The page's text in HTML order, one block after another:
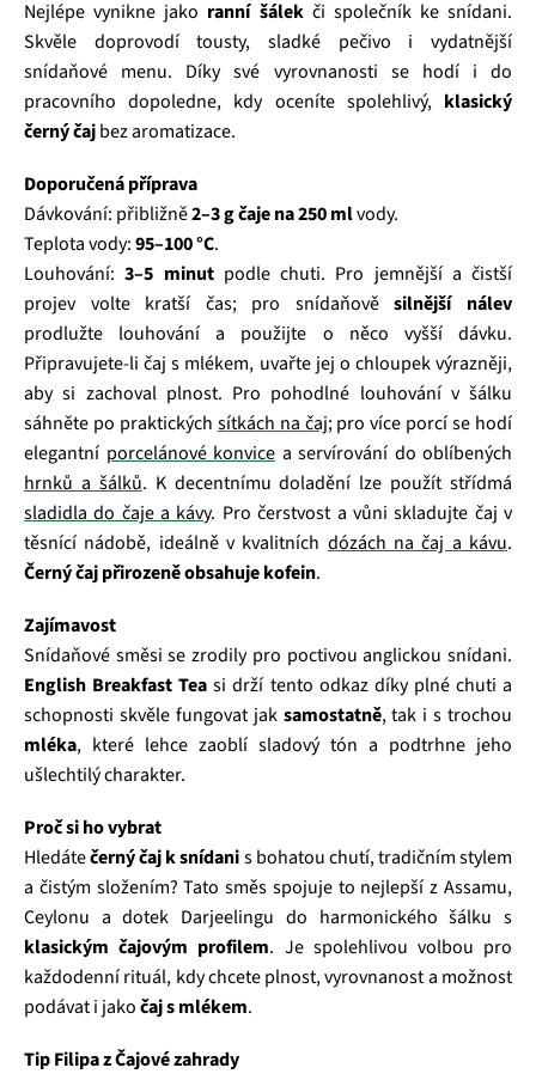
Nejlépe vynikne jako ranní šálekči společník ke snídani.
Skvěle doprovodí tousty, sladké pečivo i vydatnější
snídaňové menu. Díky své vyrovnanosti se hodí i do
pracovního dopoledne, kdy oceníte spolehlivý, klasický
černý čajbez aromatizace.
Doporučená příprava
Dávkování: přibližně2–3 g čaje na 250 mlvody.
Teplota vody:95–100 °C.
Louhování:3–5 minutpodle chuti. Pro jemnější a čistší
projev volte kratší čas; pro snídaňověsilnější nálev
prodlužte louhování a použijte o něco vyšší dávku.
Připravujete-li čaj s mlékem, uvařte jej o chloupek výrazněji,
aby si zachoval plnost. Pro pohodlné louhování v šálku
sáhněte po praktických sítkách na čaj; pro více porcí se hodí
elegantní porcelánové konvice a servírování do oblíbených
hrnků a šálků. K decentnímu doladění lze použít střídmá
sladidla do čaje a kávy. Pro čerstvost a vůni skladujte čaj v
těsnící nádobě, ideálně v kvalitních dózách na čaj a kávu.
Černý čaj přirozeně obsahuje kofein.
Zajímavost
Snídaňové směsi se zrodily pro poctivou anglickou snídani.
English Breakfast Tea si drží tento odkaz díky plné chuti a
schopnosti skvěle fungovat jak samostatně, tak i s trochou
mléka, které lehce zaoblí sladový tón a podtrhne jeho
ušlechtilý charakter.
Proč si ho vybrat
Hledátečerný čaj k snídanis bohatou chutí, tradičním stylem
a čistým složením? Tato směs spojuje to nejlepší z Assamu,
Ceylonu a dotek Darjeelingu do harmonického šálku s
klasickým čajovým profilem. Je spolehlivou volbou pro
každodenní rituál, kdy chcete plnost, vyrovnanost a možnost
podávat i jakočaj s mlékem.
Tip Filipa z Čajové zahrady